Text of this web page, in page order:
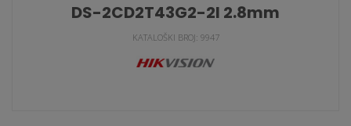
DS-2CD2T43G2-2I 2.8mm
KATALOŠKI BROJ: 9947